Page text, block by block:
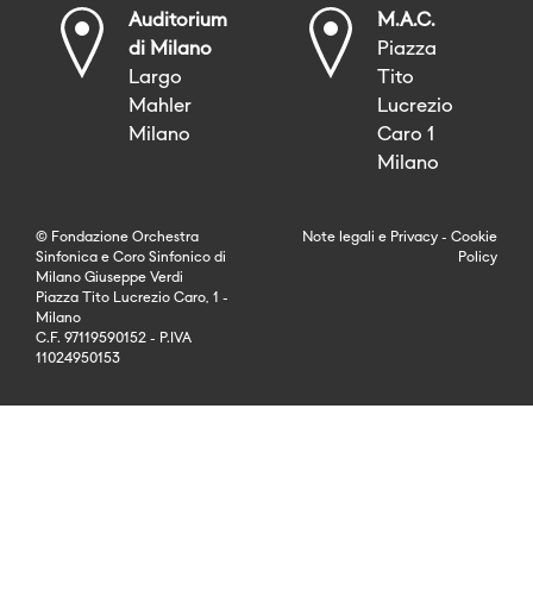
Auditorium
di Milano
Largo
Mahler
Milano
M.A.C.
Piazza
Tito
Lucrezio
Caro 1
Milano
© Fondazione Orchestra
Sinfonica e Coro Sinfonico di
Milano Giuseppe Verdi
Piazza Tito Lucrezio Caro, 1 -
Milano
C.F. 97119590152 - P.IVA
11024950153
Note legali e Privacy - Cookie
Policy